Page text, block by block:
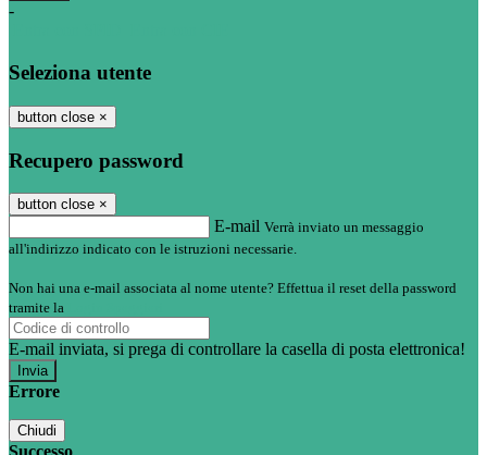
-
Seleziona utente
button close ×
Recupero password
button close ×
E-mail Verrà inviato un messaggio
all'indirizzo indicato con le istruzioni necessarie.
Non hai una e-mail associata al nome utente? Effettua il reset della password
tramite la
E-mail inviata, si prega di controllare la casella di posta elettronica!
Errore
Chiudi